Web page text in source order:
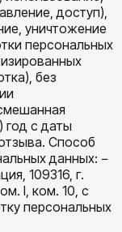
доступ),
уничтожение
персональных
без
год с даты
Способ
данных: −
109316, г.
I, ком. 10, с
персональных